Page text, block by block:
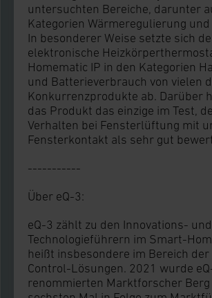
untersuchten Bereiche, darunter
Kategorien Wärmeregulierung und
In besonderer Weise setzte sich
elektronische
Homematic IP in den Kategorien
und Batterieverbrauch von vielen
Konkurrenzprodukte ab. Darüber
das Produkt das einzige im Test,
Verhalten bei Fensterlüftung mit
Fensterkontakt als sehr gut
-----------
Über eQ-3:
eQ-3 zählt zu den Innovations- und
Technologieführern im Smart-
heißt insbesondere im Bereich der
Control-Lösungen. 2021 wurde
renommierten Marktforscher